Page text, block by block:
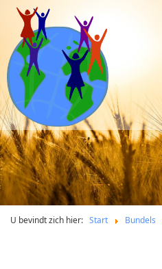
U bevindt zich hier: Start Bundels